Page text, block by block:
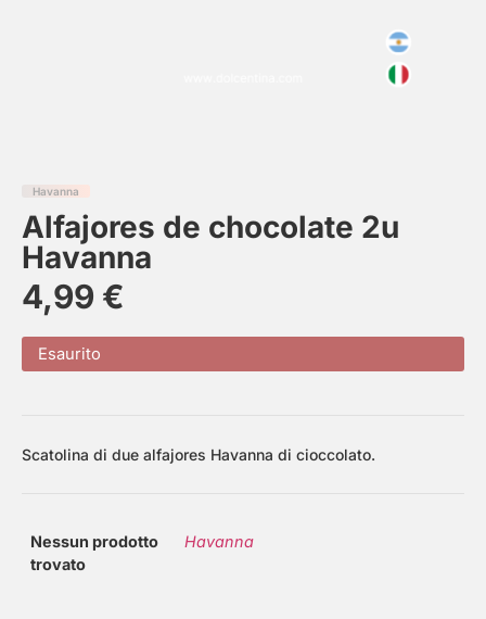
Havanna
Alfajores de chocolate 2u
Havanna
4,99 €
Esaurito
Scatolina di due alfajores Havanna di cioccolato.
Nessun prodotto
trovato
Havanna